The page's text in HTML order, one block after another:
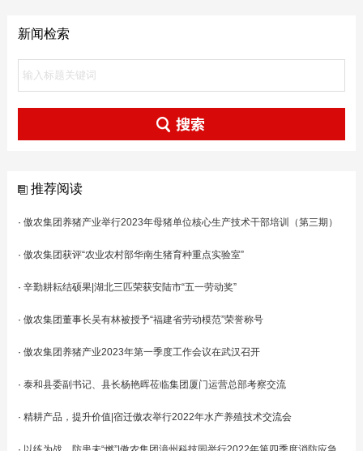
新闻检索
推荐阅读
· 傲农集团养猪产业举行2023年母猪单位核心生产技术干部培训（第三期）
· 傲农集团获评“农业农村部华南生猪育种重点实验室”
· 辛勤耕耘结硕果|湖北三匹荣获安陆市“五一劳动奖”
· 傲农集团董事长吴有林被授予“福建省劳动模范”荣誉称号
· 傲农集团养猪产业2023年第一季度工作会议在武汉召开
· 泰和县委副书记、县长杨艳晖莅临集团厦门运营总部考察交流
· 精耕产品，提升价值|宿迁傲农举行2022年水产养殖技术交流会